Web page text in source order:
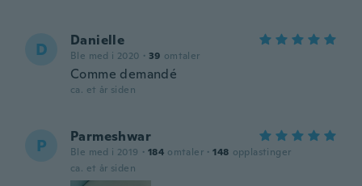
D Danielle
Ble med i 2020 · 39 omtaler
Comme demandé
ca. et år siden
P Parmeshwar
Ble med i 2019 · 184 omtaler · 148 opplastinger
ca. et år siden